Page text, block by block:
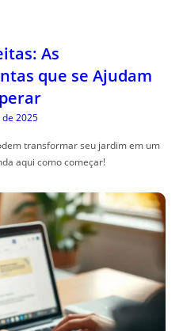
As
que se Ajudam
2025
transformar seu jardim em um
aqui como começar!